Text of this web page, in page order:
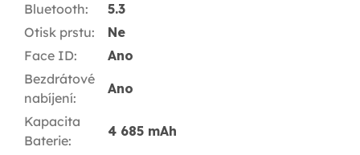
Bluetooth:
5.3
Otisk prstu:
Ne
Face ID:
Ano
Bezdrátové
nabíjení:
Ano
Kapacita
Baterie:
4 685 mAh